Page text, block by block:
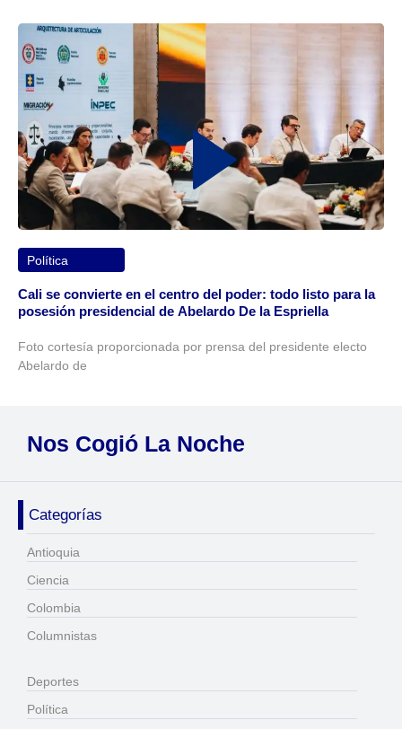
Política
Cali se convierte en el centro del poder: todo listo para la
posesión presidencial de Abelardo De la Espriella
Foto cortesía proporcionada por prensa del presidente electo
Abelardo de
Nos Cogió La Noche
Categorías
Antioquia
Ciencia
Colombia
Columnistas
Deportes
Política